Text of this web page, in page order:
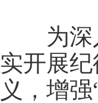
为深入
实开展
义，增